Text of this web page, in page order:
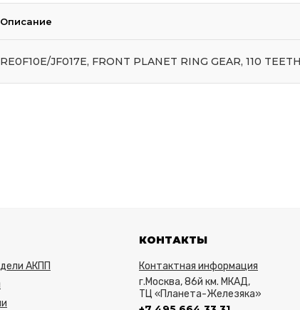
Описание
RE0F10E/JF017E, FRONT PLANET RING GEAR, 110
АКПП
КОНТАКТЫ
Контактная информация
г.Москва, 86й км. МКАД,
ТЦ «Планета-Железяка»